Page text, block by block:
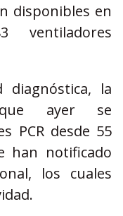
disponibles en
ventiladores
diagnóstica, la
que ayer se
PCR desde 55
han notificado
los cuales